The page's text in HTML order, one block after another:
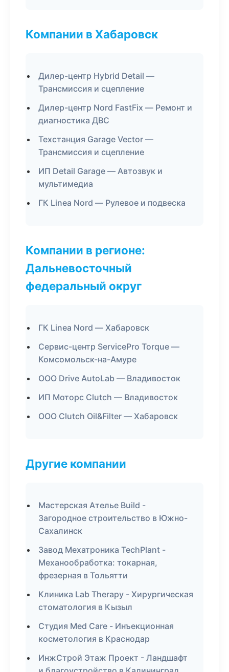
Компании в Хабаровск
Дилер-центр Hybrid Detail —
Трансмиссия и сцепление
Дилер-центр Nord FastFix — Ремонт и
диагностика ДВС
Техстанция Garage Vector —
Трансмиссия и сцепление
ИП Detail Garage — Автозвук и
мультимедиа
ГК Linea Nord — Рулевое и подвеска
Компании в регионе:
Дальневосточный
федеральный округ
ГК Linea Nord — Хабаровск
Сервис-центр ServicePro Torque —
Комсомольск-на-Амуре
ООО Drive AutoLab — Владивосток
ИП Моторс Clutch — Владивосток
ООО Clutch Oil&Filter — Хабаровск
Другие компании
Мастерская Ателье Build -
Загородное строительство в Южно-
Сахалинск
Завод Мехатроника TechPlant -
Механообработка: токарная,
фрезерная в Тольятти
Клиника Lab Therapy - Хирургическая
стоматология в Кызыл
Студия Med Care - Инъекционная
косметология в Краснодар
ИнжСтрой Этаж Проект - Ландшафт